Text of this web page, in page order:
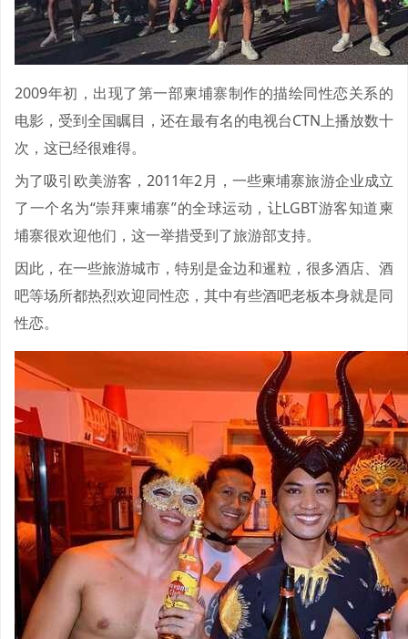
2009年初，出现了第一部柬埔寨制作的描绘同性恋关系的
电影，受到全国瞩目，还在最有名的电视台CTN上播放数十
次，这已经很难得。
为了吸引欧美游客，2011年2月，一些柬埔寨旅游企业成立
了一个名为“崇拜柬埔寨”的全球运动，让LGBT游客知道柬
埔寨很欢迎他们，这一举措受到了旅游部支持。
因此，在一些旅游城市，特别是金边和暹粒，很多酒店、酒
吧等场所都热烈欢迎同性恋，其中有些酒吧老板本身就是同
性恋。